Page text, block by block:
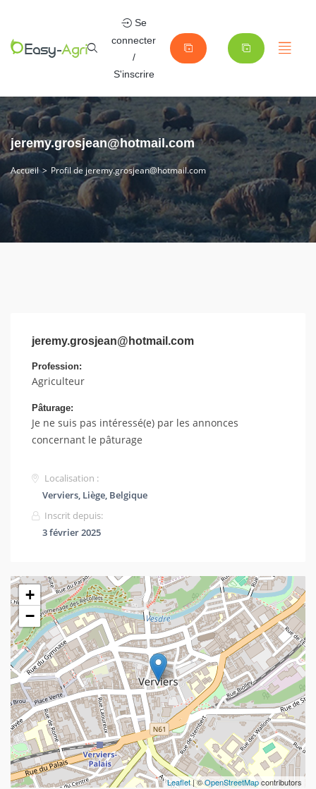
Se
connecter
/
S'inscrire
jeremy.grosjean@hotmail.com
Accueil Profil de jeremy.grosjean@hotmail.com
jeremy.grosjean@hotmail.com
Profession:
Agriculteur
Pâturage:
Je ne suis pas intéressé(e) par les annonces
concernant le pâturage
Localisation :
Verviers, Liège, Belgique
Inscrit depuis:
3 février 2025
+
−
Leaflet| ©OpenStreetMapcontributors